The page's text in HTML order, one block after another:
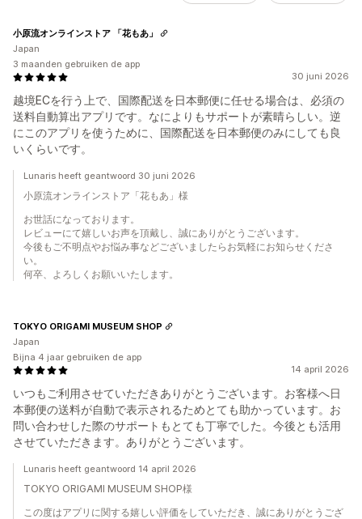
30 juni 2026
越境ECを行う上で、国際配送を日本郵便に任せる場合は、必須の
送料自動算出アプリです。なによりもサポートが素晴らしい。逆
にこのアプリを使うために、国際配送を日本郵便のみにしても良
いくらいです。
小原流オンラインストア 「花もあ」
Japan
3 maanden gebruiken de app
Lunaris heeft geantwoord 30 juni 2026
小原流オンラインストア「花もあ」様
お世話になっております。
レビューにて嬉しいお声を頂戴し、誠にありがとうございます。
今後もご不明点やお悩み事などございましたらお気軽にお知らせくださ
い。
何卒、よろしくお願いいたします。
14 april 2026
いつもご利用させていただきありがとうございます。お客様へ日
本郵便の送料が自動で表示されるためとても助かっています。お
問い合わせした際のサポートもとても丁寧でした。今後とも活用
させていただきます。ありがとうございます。
TOKYO ORIGAMI MUSEUM SHOP
Japan
Bijna 4 jaar gebruiken de app
Lunaris heeft geantwoord 14 april 2026
TOKYO ORIGAMI MUSEUM SHOP様
この度はアプリに関する嬉しい評価をしていただき、誠にありがとうござ